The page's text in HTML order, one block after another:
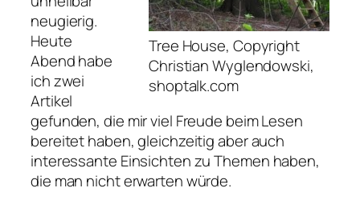
Tree House, Copyright
Christian Wyglendowski,
shoptalk.com
neugierig.
Heute
Abend habe
ich zwei
Artikel
gefunden, die mir viel Freude beim Lesen
bereitet haben, gleichzeitig aber auch
interessante Einsichten zu Themen haben,
die man nicht erwarten würde.